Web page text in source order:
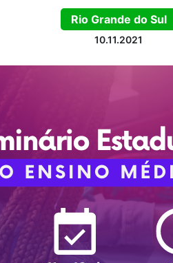
Rio Grande do Sul
10.11.2021